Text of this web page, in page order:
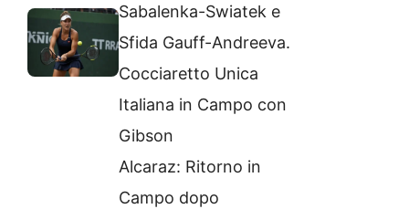
Sabalenka-Swiatek e
Sfida Gauff-Andreeva.
Cocciaretto Unica
Italiana in Campo con
Gibson
Alcaraz: Ritorno in
Campo dopo